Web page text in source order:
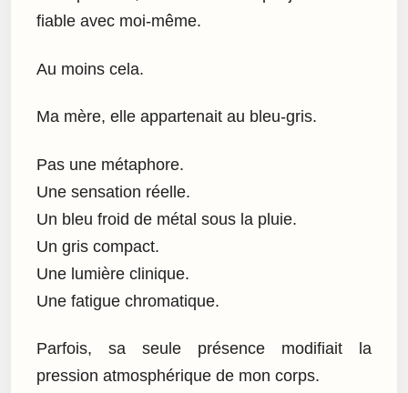
fiable avec moi-même.
Au moins cela.
Ma mère, elle appartenait au bleu-gris.
Pas une métaphore.
Une sensation réelle.
Un bleu froid de métal sous la pluie.
Un gris compact.
Une lumière clinique.
Une fatigue chromatique.
Parfois, sa seule présence modifiait la
pression atmosphérique de mon corps.